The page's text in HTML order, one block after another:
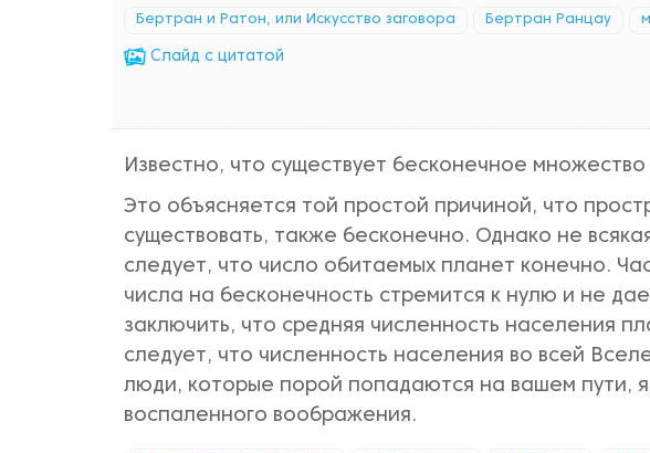
Бертран и Ратон, или Искусство заговора Бертран Ранцау
Cлайд с цитатой
Известно, что существует бесконечное
Это объясняется той простой причиной, что
существовать, также бесконечно. Однако не
следует, что число обитаемых планет конечно.
числа на бесконечность стремится к нулю и не
заключить, что средняя численность населения
следует, что численность населения во всей
люди, которые порой попадаются на вашем пути,
воспаленного воображения.